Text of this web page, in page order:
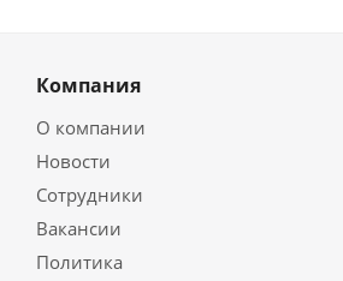
Компания
О компании
Новости
Сотрудники
Вакансии
Политика